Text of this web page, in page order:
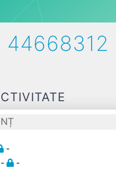
44668312
-
- -